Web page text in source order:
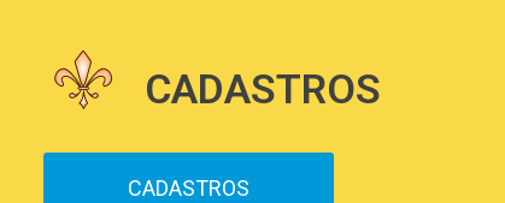
CADASTROS
CADASTROS